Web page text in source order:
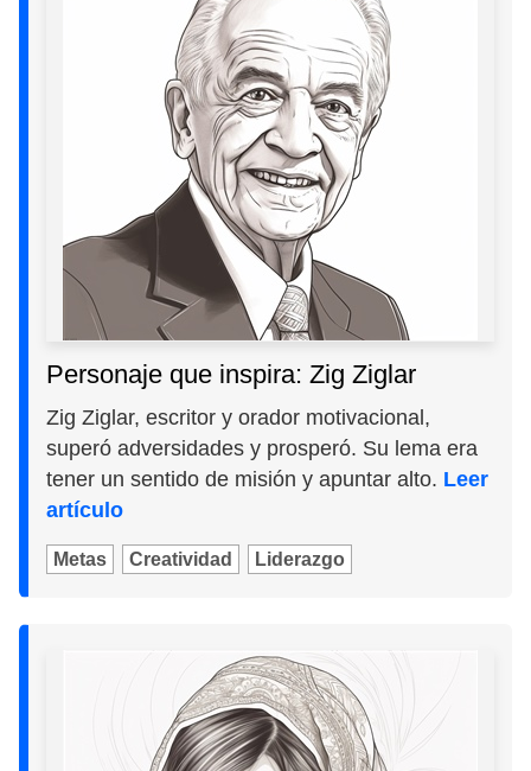
Personaje que inspira: Zig Ziglar
Zig Ziglar, escritor y orador motivacional,
superó adversidades y prosperó. Su lema era
tener un sentido de misión y apuntar alto. Leer
artículo
Metas Creatividad Liderazgo